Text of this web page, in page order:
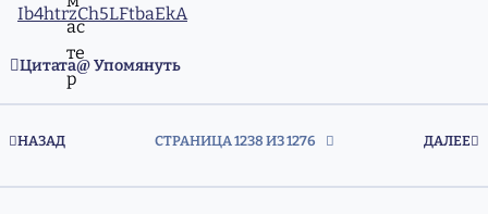
Ib4htrzCh5LFtbaEkA
Цитата Упомянуть
ПЕРВАЯ СТРАНИЦА
НАЗАД ДАЛЕЕ
СТРАНИЦА 1238 ИЗ 1276